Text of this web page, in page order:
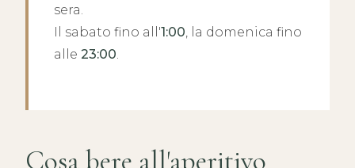
sera.
Il sabato fino all'1:00, la domenica fino
alle 23:00.
Cosa bere all'aperitivo